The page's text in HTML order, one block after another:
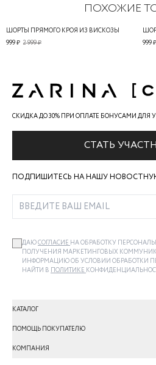
ПОХОЖИЕ
ШОРТЫ ПРЯМОГО КРОЯ ИЗ ВИСКОЗЫ
2 999 ₽
999 ₽ 999 ₽
СКИДКА ДО 30% ПРИ ОПЛАТЕ БОНУСАМИ ДЛЯ
СТАТЬ
ПОДПИШИТЕСЬ НА НАШУ
ДАЮСОГЛАСИЕ НА ОБРАБОТКУ
ПОЛУЧЕНИЯ МАРКЕТИНГОВЫХ
ИНФОРМАЦИЮ ОБ УСЛОВИИ ОБРАБОТКИ
НАЙТИ В ПОЛИТИКЕ
КАТАЛОГ
ПОМОЩЬ ПОКУПАТЕЛЮ
КОМПАНИЯ